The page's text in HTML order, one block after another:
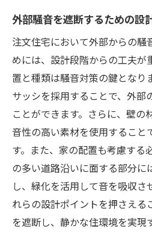
プライバシーを確保
音の反射を防ぐため
パーティションを使
音の漏れを減少させ
吸音材を活用したプ
隣室の音対策に有効
家族の生活を守る注文住
健康に与える騒音の
子供の成長に適した
高齢者のための静かな
外部騒音を遮断するための設
注文住宅において外部からの騒
めには、設計段階からの工夫が
置と種類は騒音対策の鍵となり
サッシを採用することで、外部
ことができます。さらに、壁の
音性の高い素材を使用すること
す。また、家の配置も考慮する
の多い道路沿いに面する部分に
し、緑化を活用して音を吸収さ
れらの設計ポイントを押さえる
を遮断し、静かな住環境を実現